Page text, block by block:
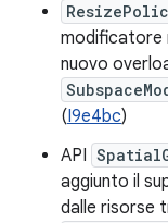
modificatore
nuovo
(I9e4bc)
API
aggiunto il
dalle risorse